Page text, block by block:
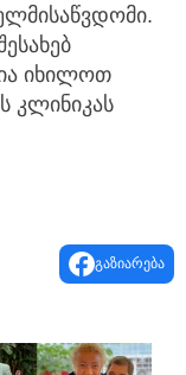
იხილოთ
კლინიკას
გაზიარება